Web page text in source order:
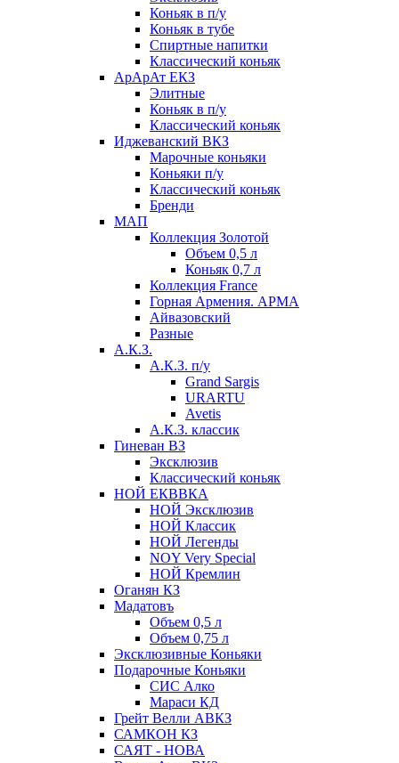
Коньяк в п/у
Коньяк в тубе
Спиртные напитки
Классический коньяк
АрАрАт ЕКЗ
Элитные
Коньяк в п/у
Классический коньяк
Иджеванский ВКЗ
Марочные коньяки
Коньяки п/у
Классический коньяк
Бренди
МАП
Коллекция Золотой
Объем 0,5 л
Коньяк 0,7 л
Коллекция France
Горная Армения. АРМА
Айвазовский
Разные
А.К.З.
А.К.З. п/у
Grand Sargis
URARTU
Avetis
А.К.З. классик
Гиневан ВЗ
Эксклюзив
Классический коньяк
НОЙ ЕКВВКА
НОЙ Эксклюзив
НОЙ Классик
НОЙ Легенды
NOY Very Speсial
НОЙ Кремлин
Оганян КЗ
Мадатовъ
Объем 0,5 л
Объем 0,75 л
Эксклюзивные Коньяки
Подарочные Коньяки
СИС Алко
Мараси КД
Грейт Велли АВКЗ
САМКОН КЗ
САЯТ - НОВА